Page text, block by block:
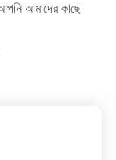
আমাদের কাছে